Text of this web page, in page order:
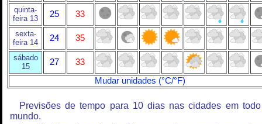
quinta-
feira 13
25 33
sexta-
feira 14
24 35
sábado
15
27
33
Mudar unidades (°C/°F)
Previsões de tempo para 10 dias nas cidades em
mundo.